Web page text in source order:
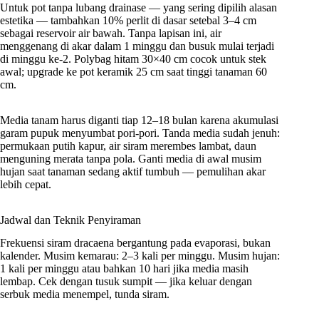
Untuk pot tanpa lubang drainase — yang sering dipilih alasan
estetika — tambahkan 10% perlit di dasar setebal 3–4 cm
sebagai reservoir air bawah. Tanpa lapisan ini, air
menggenang di akar dalam 1 minggu dan busuk mulai terjadi
di minggu ke-2. Polybag hitam 30×40 cm cocok untuk stek
awal; upgrade ke pot keramik 25 cm saat tinggi tanaman 60
cm.
Media tanam harus diganti tiap 12–18 bulan karena akumulasi
garam pupuk menyumbat pori-pori. Tanda media sudah jenuh:
permukaan putih kapur, air siram merembes lambat, daun
menguning merata tanpa pola. Ganti media di awal musim
hujan saat tanaman sedang aktif tumbuh — pemulihan akar
lebih cepat.
Jadwal dan Teknik Penyiraman
Frekuensi siram dracaena bergantung pada evaporasi, bukan
kalender. Musim kemarau: 2–3 kali per minggu. Musim hujan:
1 kali per minggu atau bahkan 10 hari jika media masih
lembap. Cek dengan tusuk sumpit — jika keluar dengan
serbuk media menempel, tunda siram.